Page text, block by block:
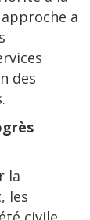
a
des
la
les